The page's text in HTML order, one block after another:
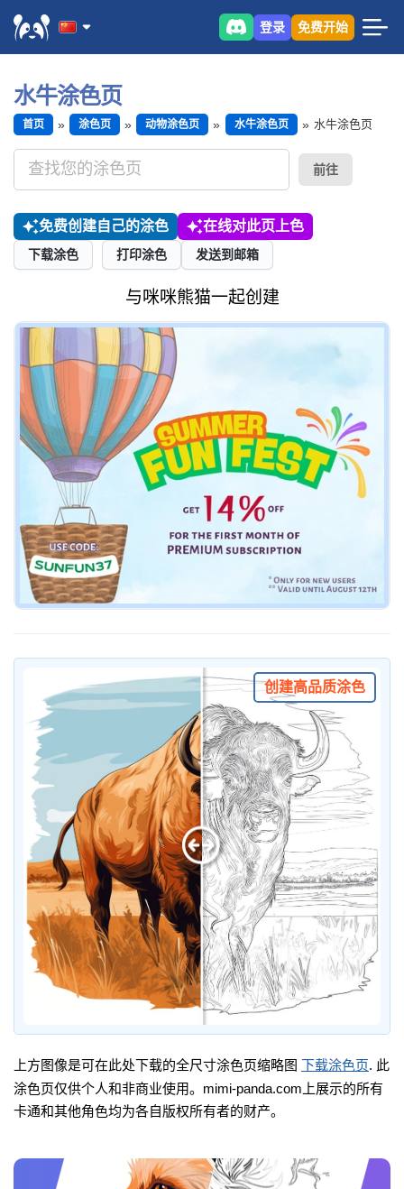
登录 免费开始
水牛涂色页
首页 涂色页 动物涂色页 水牛涂色页 水牛涂色页
前往
免费创建自己的涂色 在线对此页上色
下载涂色 打印涂色 发送到邮箱
与咪咪熊猫一起创建
创建高品质涂色
上方图像是可在此处下载的全尺寸涂色页缩略图 下载涂色页. 此
涂色页仅供个人和非商业使用。mimi-panda.com上展示的所有
卡通和其他角色均为各自版权所有者的财产。